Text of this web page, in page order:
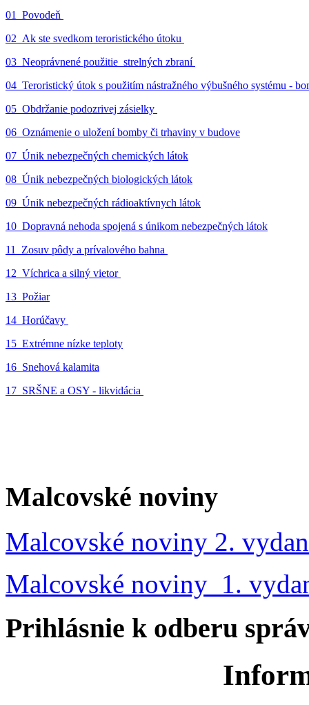
01_Povodeň
02_Ak ste svedkom teroristického útoku
03_Neoprávnené použitie strelných zbraní
04_Teroristický útok s použitím nástražného výbušného systému -
05_Obdržanie podozrivej zásielky
06_Oznámenie o uložení bomby či trhaviny v budove
07_Únik nebezpečných chemických látok
08_Únik nebezpečných biologických látok
09_Únik nebezpečných rádioaktívnych látok
10_Dopravná nehoda spojená s únikom nebezpečných látok
11_Zosuv pôdy a prívalového bahna
12_Víchrica a silný vietor
13_Požiar
14_Horúčavy
15_Extrémne nízke teploty
16_Snehová kalamita
17_SRŠNE a OSY - likvidácia
Malcovské noviny
Malcovské noviny 2.
Malcovské noviny 1.
Prihlásnie k odberu